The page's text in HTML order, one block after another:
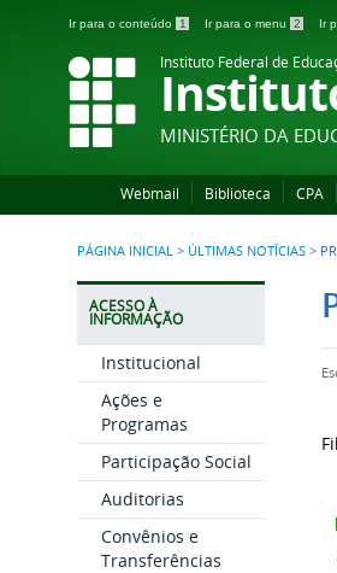
Ir para o conteúdo 1 Ir para o menu 2 Ir
Instituto Federal de
MINISTÉRIO DA
Webmail Biblioteca CPA
PÁGINA INICIAL > ÚLTIMAS NOTÍCIAS >
ACESSO À
INFORMAÇÃO
Institucional
Ações e
Programas
Participação Social
Auditorias
Convênios e
Transferências